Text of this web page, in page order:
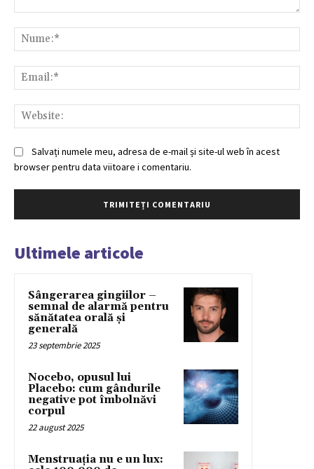
Salvați numele meu, adresa de e-mail și site-ul web în acest
browser pentru data viitoare i comentariu.
Ultimele articole
Sângerarea gingiilor –
semnal de alarmă pentru
sănătatea orală și
generală
23 septembrie 2025
Nocebo, opusul lui
Placebo: cum gândurile
negative pot îmbolnăvi
corpul
22 august 2025
Menstruația nu e un lux: